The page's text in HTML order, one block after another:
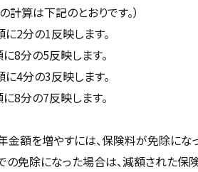
計算は下記のとおりです。）
2分の1反映します。
8分の5反映します。
4分の3反映します。
8分の7反映します。
金額を増やすには、保険料が免除に
免除になった場合は、減額された保